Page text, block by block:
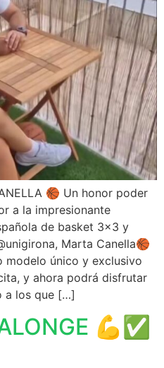
🏀 Un honor poder
a la impresionante
de basket 3×3 y
Marta Canella🏀
modelo único y exclusivo
y ahora podrá disfrutar
a los que […]
💪✅️